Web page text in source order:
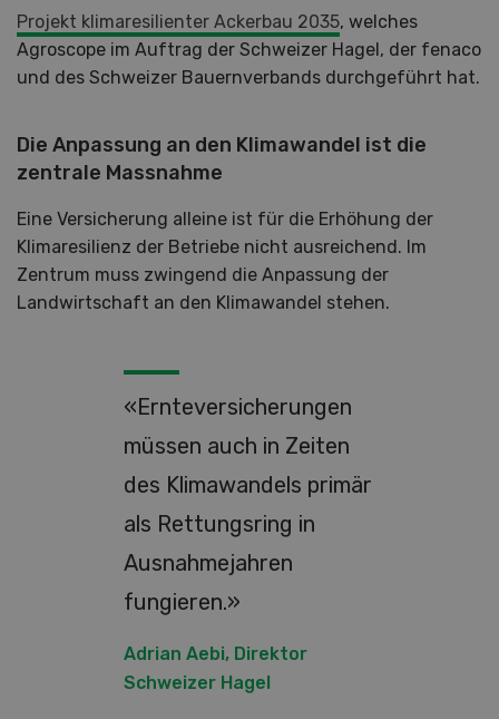
Projekt klimaresilienter Ackerbau 2035, welches
Agroscope im Auftrag der Schweizer Hagel, der fenaco
und des Schweizer Bauernverbands durchgeführt hat.
Die Anpassung an den Klimawandel ist die
zentrale Massnahme
Eine Versicherung alleine ist für die Erhöhung der
Klimaresilienz der Betriebe nicht ausreichend. Im
Zentrum muss zwingend die Anpassung der
Landwirtschaft an den Klimawandel stehen.
«Ernteversicherungen
müssen auch in Zeiten
des Klimawandels primär
als Rettungsring in
Ausnahmejahren
fungieren.»
Adrian Aebi, Direktor
Schweizer Hagel